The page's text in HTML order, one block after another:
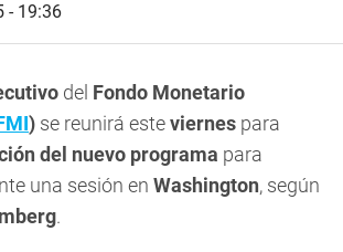
- 19:36
del Fondo Monetario
) se reunirá esteviernes para
del nuevo programa para
una sesión en Washington, según
.